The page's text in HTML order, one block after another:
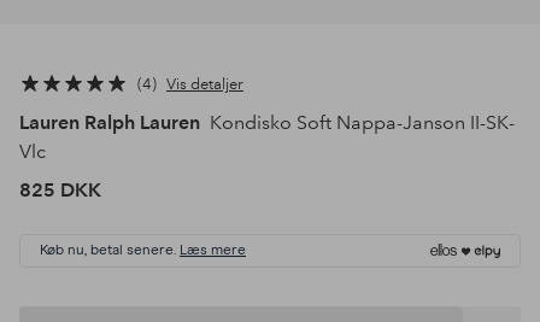
4 Vis detaljer
Lauren Ralph Lauren Kondisko Soft Nappa-Janson II-SK-
Vlc
825 DKK
Køb nu, betal senere. Læs mere